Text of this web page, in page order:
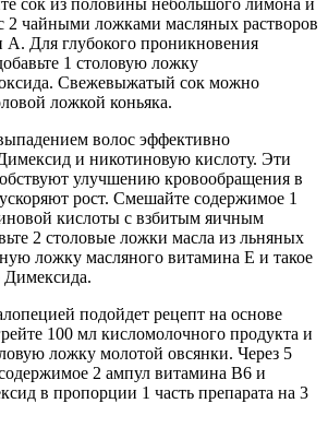
сок из половины небольшого лимона и
2 чайными ложками масляных растворов
Для глубокого проникновения
1 столовую ложку
Свежевыжатый сок можно
ложкой коньяка.
волос эффективно
и никотиновую кислоту. Эти
улучшению кровообращения в
рост. Смешайте содержимое 1
кислоты с взбитым яичным
2 столовые ложки масла из льняных
ложку масляного витамина Е и такое
Димексида.
подойдет рецепт на основе
100 мл кисломолочного продукта и
ложку молотой овсянки. Через 5
2 ампул витамина В6 и
в пропорции 1 часть препарата на 3